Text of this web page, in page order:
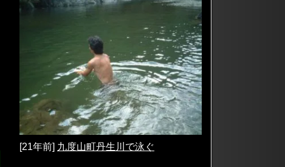
[21年前] 九度山町丹生川で泳ぐ